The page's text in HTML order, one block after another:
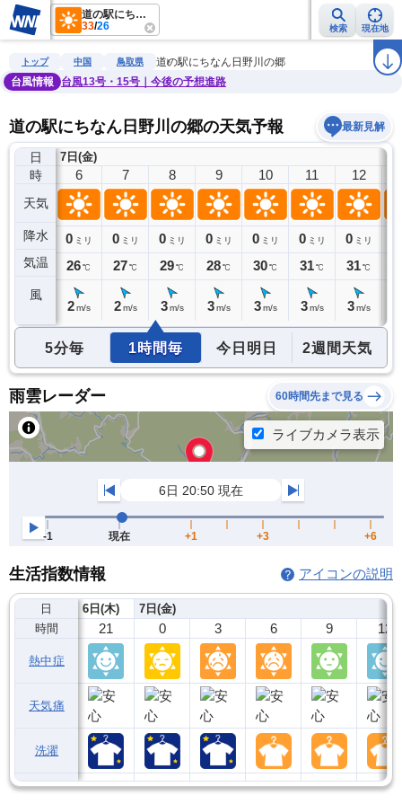
道の駅にちなん日野川の郷
33/26 検索 現在地
雨雲レーダー 台風情報 地震情報 警報・注意報 ラ
トップ 中国 鳥取県
道の駅にちなん日野川の郷
台風情報
台風13号・15号｜今後の予想進路
道の駅にちなん日野川の郷の天気予報 最新見解
日
時
天気
降水
気温
風
7日(金)
5
0ミリ
26℃
6
0 ミリ
26℃
2 m/s
7
0 ミリ
27℃
2 m/s
8
0 ミリ
29℃
3 m/s
9
0 ミリ
28℃
3 m/s
10
0 ミリ
30℃
3 m/s
11
0 ミリ
31℃
3 m/s
12
0 ミリ
31℃
3 m/s
5分毎 1時間毎 今日明日 2週間天気
雨雲レーダー 60時間先まで見る
生活指数情報 アイコンの説明
日
時間
熱中症
天気痛
洗濯
6日(木)
21
7日(金)
0 3 6 9 12